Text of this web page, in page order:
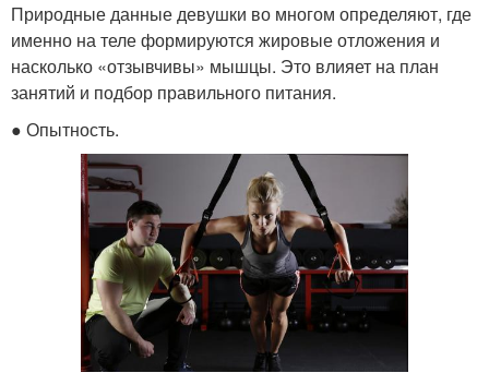
Природные данные девушки во многом определяют, где
именно на теле формируются жировые отложения и
насколько «отзывчивы» мышцы. Это влияет на план
занятий и подбор правильного питания.
● Опытность.